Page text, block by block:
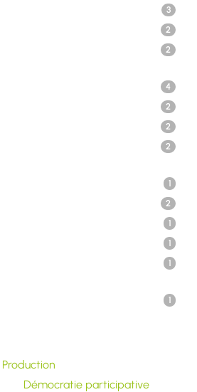
3
2
2
4
2
2
2
1
2
1
1
1
1
Production
Démocratie participative